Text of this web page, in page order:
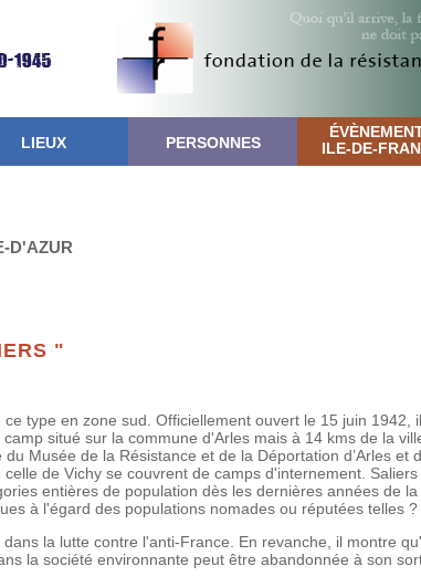
LIEUX PERSONNES ILE-DE-
D'AZUR
"
type en zone sud. Officiellement ouvert le 15 juin 1942,
situé sur la commune d'Arles mais à 14 kms de la
Musée de la Résistance et de la Déportation d’Arles et
de Vichy se couvrent de camps d'internement. Saliers
entières de population dès les dernières années de la
à l'égard des populations nomades ou réputées telles ?
la lutte contre l'anti-France. En revanche, il montre
la société environnante peut être abandonnée à son